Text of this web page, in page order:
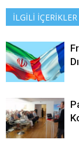
İLGİLİ İÇERİKLER